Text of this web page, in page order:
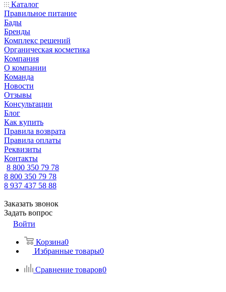
Каталог
Правильное питание
Бады
Бренды
Комплекс решений
Органическая косметика
Компания
О компании
Команда
Новости
Отзывы
Консультации
Блог
Как купить
Правила возврата
Правила оплаты
Реквизиты
Контакты
8 800 350 79 78
8 800 350 79 78
8 937 437 58 88
Заказать звонок
Задать вопрос
Войти
Корзина0
Избранные товары0
Сравнение товаров0